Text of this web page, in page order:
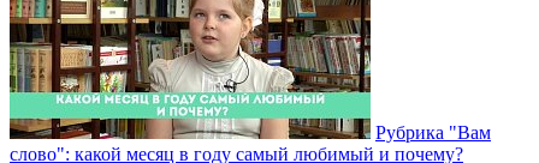
Рубрика "Вам
слово": какой месяц в году самый любимый и почему?